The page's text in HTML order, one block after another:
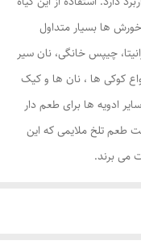
‌ها بسیار متداول
چیپس خانگی، نان سیر
کوکی ‌ها ، نان‌ ها و کیک
ادویه ‌ها برای طعم‌ دار
طعم تلخ ملایمی که این
می ‌برند.